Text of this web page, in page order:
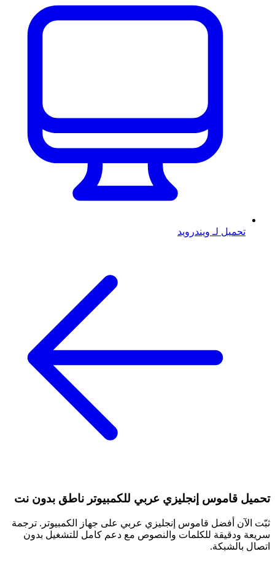
تحميل لـ ويندرويد
تحميل قاموس إنجليزي عربي للكمبيوتر ناطق بدون نت
ثبّت الآن أفضل قاموس إنجليزي عربي على جهاز الكمبيوتر. ترجمة
سريعة ودقيقة للكلمات والنصوص مع دعم كامل للتشغيل بدون
اتصال بالشبكة.